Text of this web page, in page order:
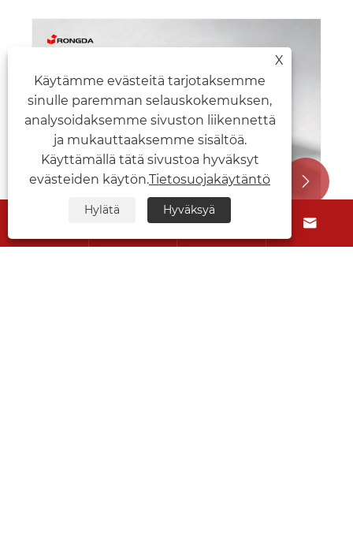
Tilavasta tyylikkääksi: miksi puhelimen
jäykkä laatikko on kutistunut niin
paljon?
Katso lisää >>
 
 
X
Käytämme evästeitä tarjotaksemme
sinulle paremman selauskokemuksen,
analysoidaksemme sivuston liikennettä
ja mukauttaaksemme sisältöä.
Käyttämällä tätä sivustoa hyväksyt
evästeiden käytön.Tietosuojakäytäntö
Hylätä Hyväksyä